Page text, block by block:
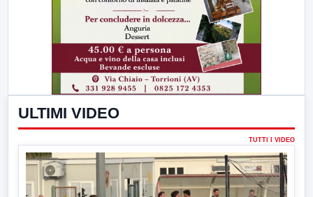
ULTIMI VIDEO
TUTTI I VIDEO